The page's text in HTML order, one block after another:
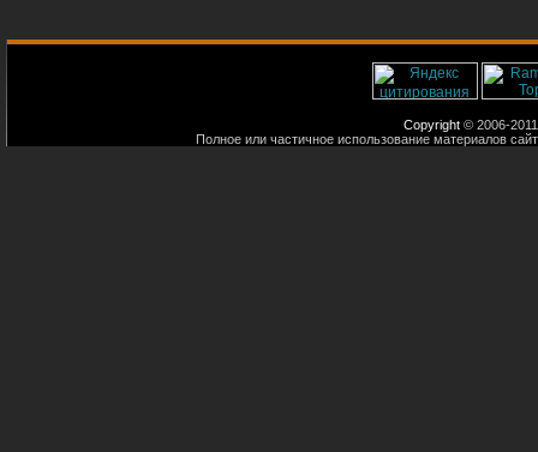
Copyright © 2006-
Полное или частичное использование материалов